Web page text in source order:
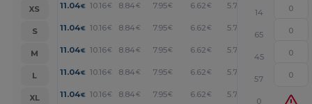
XS 11.04€ 10.16€ 8.84€ 7.95€ 6.62 € 5.74
14
S
11.04€ 10.16€ 8.84€ 7.95€ 6.62 € 5.74 +
65
M
11.04€ 10.16€ 8.84€ 7.95€ 6.62 € 5.74 +
45
L
11.04€ 10.16€ 8.84€ 7.95€ 6.62 € 5.74 +
57
XL
11.04€ 10.16€ 8.84€ 7.95€ 6.62 € 5.74
0